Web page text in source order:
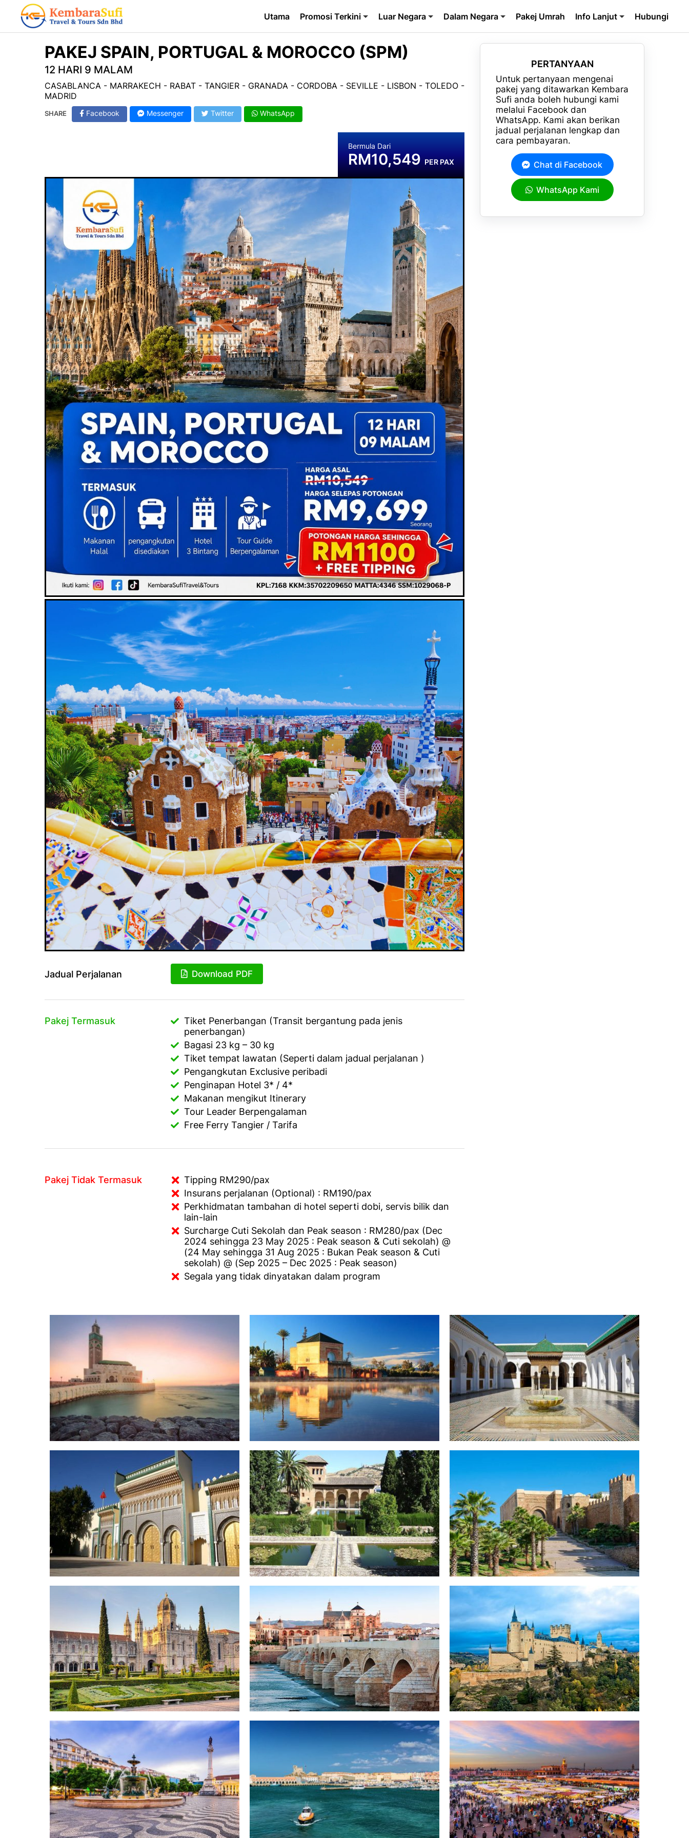
Utama Promosi Terkini Luar Negara Dalam Negara Pakej Umrah Info Lanjut Hubungi
PAKEJ SPAIN, PORTUGAL & MOROCCO (SPM)
12 HARI 9 MALAM
CASABLANCA - MARRAKECH - RABAT - TANGIER - GRANADA - CORDOBA - SEVILLE - LISBON - TOLEDO -
MADRID
SHARE Facebook Messenger Twitter WhatsApp
Bermula Dari
RM10,549PER PAX
Jadual Perjalanan Download PDF
Pakej Termasuk
Tiket Penerbangan (Transit bergantung pada jenis
penerbangan)
Bagasi 23 kg – 30 kg
Tiket tempat lawatan (Seperti dalam jadual perjalanan )
Pengangkutan Exclusive peribadi
Penginapan Hotel 3* / 4*
Makanan mengikut Itinerary
Tour Leader Berpengalaman
Free Ferry Tangier / Tarifa
Pakej Tidak Termasuk
Tipping RM290/pax
Insurans perjalanan (Optional) : RM190/pax
Perkhidmatan tambahan di hotel seperti dobi, servis bilik dan
lain-lain
Surcharge Cuti Sekolah dan Peak season : RM280/pax (Dec
2024 sehingga 23 May 2025 : Peak season & Cuti sekolah) @
(24 May sehingga 31 Aug 2025 : Bukan Peak season & Cuti
sekolah) @ (Sep 2025 – Dec 2025 : Peak season)
Segala yang tidak dinyatakan dalam program
PERTANYAAN
Untuk pertanyaan mengenai
pakej yang ditawarkan Kembara
Sufi anda boleh hubungi kami
melalui Facebook dan
WhatsApp. Kami akan berikan
jadual perjalanan lengkap dan
cara pembayaran.
Chat di Facebook
WhatsApp Kami